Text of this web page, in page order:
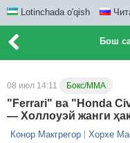
Lotinchada o'qish
Бош
08 июл 14:11 Бокс/ММА
"Ferrari" ва "Honda
— Холлоуэй жанги
Конор Макгрегор Хорхе